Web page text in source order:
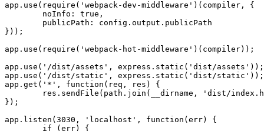
app.use(require('webpack-dev-middleware')(compiler, {
}));
app.use(require('webpack-hot-middleware')(compiler));
app.use('/dist/assets', express.static('dist/assets'));
app.use('/dist/static', express.static('dist/static'));
app.get('*', function(req, res) {
});
app.listen(3030, 'localhost', function(err) {